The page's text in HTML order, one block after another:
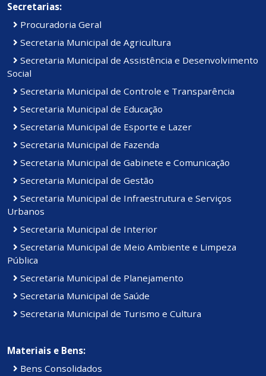
Secretarias:
Procuradoria Geral
Secretaria Municipal de Agricultura
Secretaria Municipal de Assistência e Desenvolvimento
Social
Secretaria Municipal de Controle e Transparência
Secretaria Municipal de Educação
Secretaria Municipal de Esporte e Lazer
Secretaria Municipal de Fazenda
Secretaria Municipal de Gabinete e Comunicação
Secretaria Municipal de Gestão
Secretaria Municipal de Infraestrutura e Serviços
Urbanos
Secretaria Municipal de Interior
Secretaria Municipal de Meio Ambiente e Limpeza
Pública
Secretaria Municipal de Planejamento
Secretaria Municipal de Saúde
Secretaria Municipal de Turismo e Cultura
Materiais e Bens:
Bens Consolidados